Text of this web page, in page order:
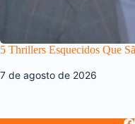
5 Thrillers Esquecidos Que
7 de agosto de 2026